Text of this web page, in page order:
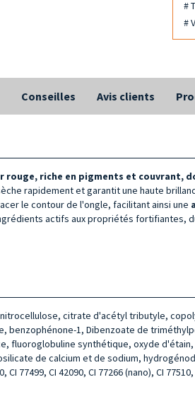
#
#
Conseilles Avis clients
rouge, riche en pigments et couvrant,
rapidement et garantit une haute
le contour de l'ongle, facilitant ainsi une
actifs aux propriétés fortifiantes,
citrate d'acétyl tributyle,
benzophénone-1, Dibenzoate de
fluoroglobuline synthétique, oxyde
de calcium et de sodium,
CI 77499, CI 42090, CI 77266 (nano), CI